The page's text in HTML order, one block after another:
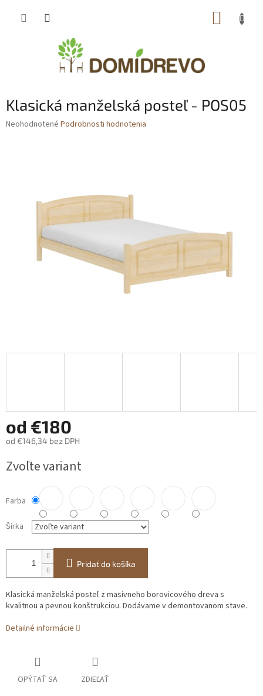
Klasická manželská posteľ - POS05
Priemerné
hviezdičiek.
Neohodnotené Podrobnosti hodnotenia
od €180
od €146,34 bez DPH
cena:
Zvoľte variant
Farba
Šírka
Pridať do košíka
Klasická manželská posteľ z masívneho borovicového dreva s
kvalitnou a pevnou konštrukciou. Dodávame v demontovanom stave.
Detailné informácie
OPÝTAŤ SA ZDIEĽAŤ